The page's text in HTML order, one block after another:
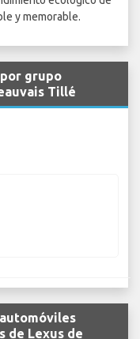
y memorable.
grupo
Tillé
de Lexus de